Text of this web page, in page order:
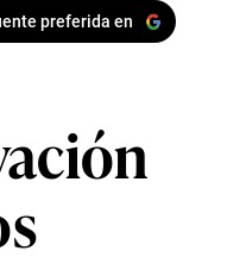
preferida en